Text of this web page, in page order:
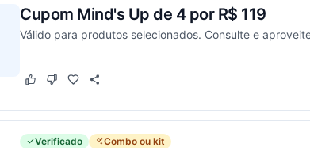
Cupom Mind's Up de 4 por R$ 119
Válido para produtos selecionados. Consulte e
Este cupom funcionou
Este cupom não funcionou
Verificado Combo ou kit